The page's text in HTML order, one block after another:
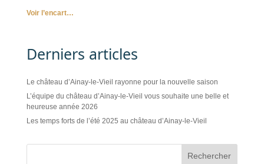
Voir l’encart…
Derniers articles
Le château d’Ainay-le-Vieil rayonne pour la nouvelle saison
L’équipe du château d’Ainay-le-Vieil vous souhaite une belle et
heureuse année 2026
Les temps forts de l’été 2025 au château d’Ainay-le-Vieil